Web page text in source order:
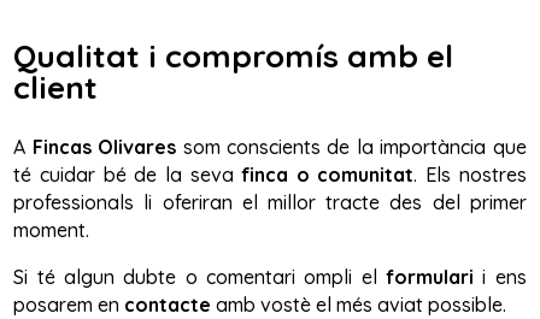
Qualitat i compromís amb el
client
A Fincas Olivares som conscients de la importància que
té cuidar bé de la seva finca o comunitat. Els nostres
professionals li oferiran el millor tracte des del primer
moment.
Si té algun dubte o comentari ompli elformulari i ens
posarem en contacte amb vostè el més aviat possible.